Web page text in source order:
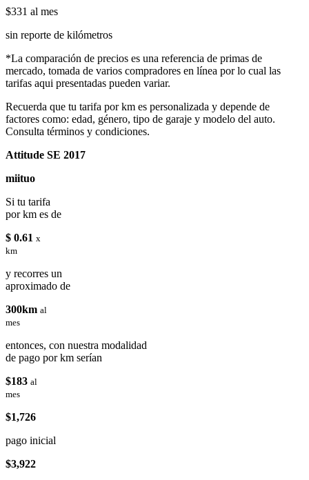
$331 al mes
sin reporte de kilómetros
*La comparación de precios es una referencia de primas de
mercado, tomada de varios compradores en línea por lo cual las
tarifas aqui presentadas pueden variar.
Recuerda que tu tarifa por km es personalizada y depende de
factores como: edad, género, tipo de garaje y modelo del auto.
Consulta términos y condiciones.
Attitude SE 2017
miituo
Si tu tarifa
por km es de
$ 0.61 x
km
y recorres un
aproximado de
300km al
mes
entonces, con nuestra modalidad
de pago por km serían
$183 al
mes
$1,726
pago inicial
$3,922